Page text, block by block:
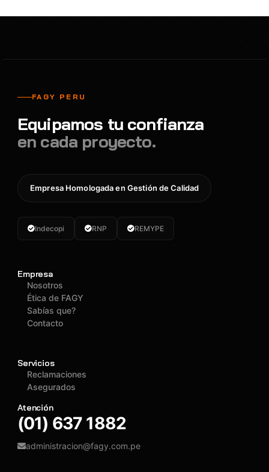
FAGY PERU
Equipamos tu confianza
en cada proyecto.
Empresa Homologada en Gestión de Calidad
Indecopi RNP REMYPE
Empresa
Nosotros
Ética de FAGY
Sabías que?
Contacto
Servicios
Reclamaciones
Asegurados
Atención
(01) 637 1882
administracion@fagy.com.pe